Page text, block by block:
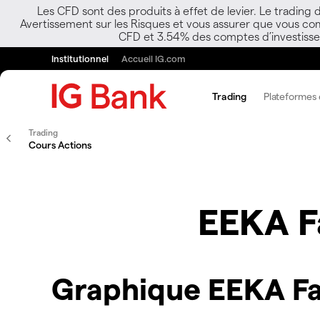
Les CFD sont des produits à effet de levier. Le
Avertissement sur les Risques et vous assurer que vous
CFD et 3.54% des comptes
Institutionnel Accueil IG.com
Trading Plateformes
Trading
Cours Actions
EEKA
Graphique EEKA